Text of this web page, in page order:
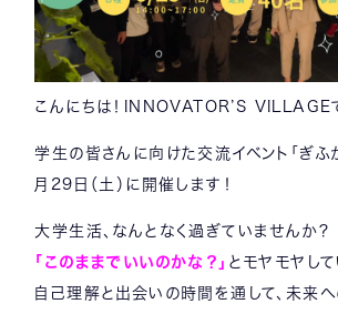
こんにちは！INNOVATOR’S VILLAGEで
学生の皆さんに向けた交流イベント「ぎふ
月29日（土）に開催します！
大学生活、なんとなく過ぎていませんか？
「このままでいいのかな？」 とモヤモヤして
自己理解と出会いの時間を通して、未来